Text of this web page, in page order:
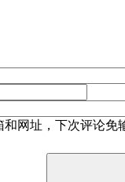
网址，下次评论免